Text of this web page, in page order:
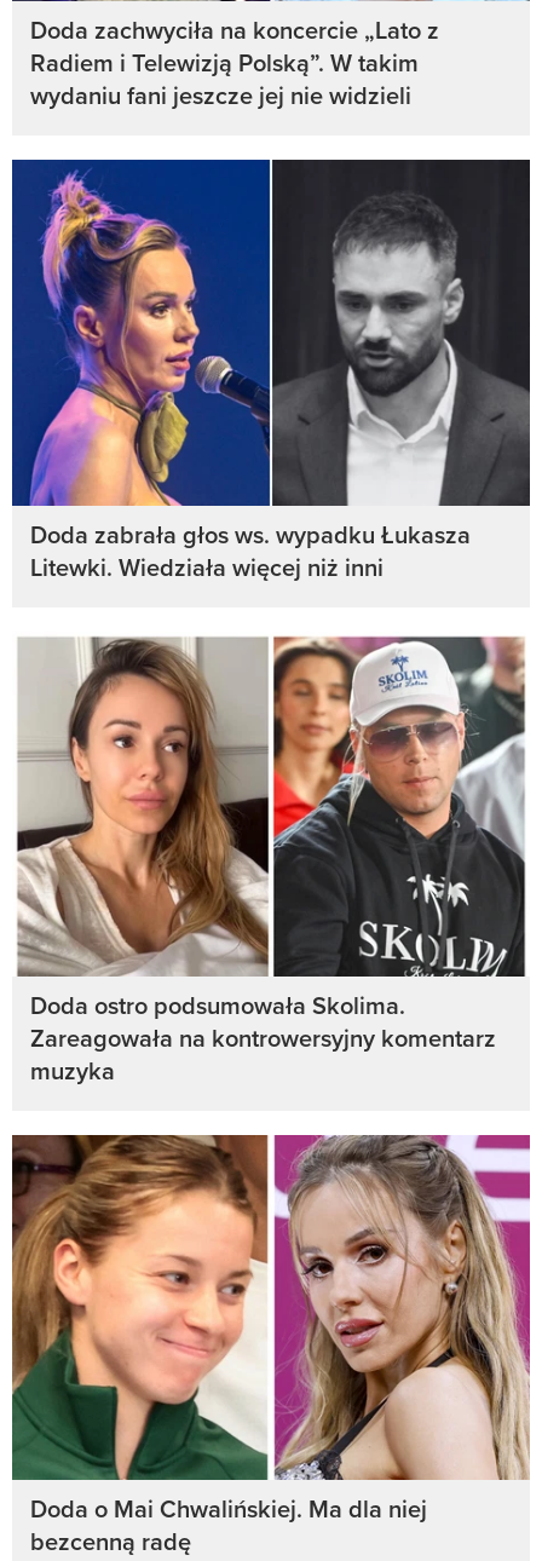
Doda zachwyciła na koncercie „Lato z
Radiem i Telewizją Polską”. W takim
wydaniu fani jeszcze jej nie widzieli
Doda zabrała głos ws. wypadku Łukasza
Litewki. Wiedziała więcej niż inni
Doda ostro podsumowała Skolima.
Zareagowała na kontrowersyjny komentarz
muzyka
Doda o Mai Chwalińskiej. Ma dla niej
bezcenną radę